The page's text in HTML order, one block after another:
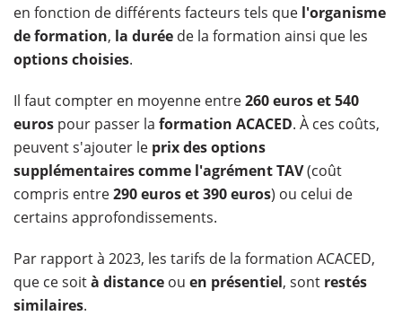
en fonction de différents facteurs tels que l'organisme
de formation, la durée de la formation ainsi que les
options choisies.
Il faut compter en moyenne entre260 euros et 540
euros pour passer la formation ACACED. À ces coûts,
peuvent s'ajouter le prix des options
supplémentaires comme l'agrément TAV(coût
compris entre290 euros et 390 euros) ou celui de
certains approfondissements.
Par rapport à 2023, les tarifs de la formation ACACED,
que ce soità distance ou en présentiel, sont restés
similaires.